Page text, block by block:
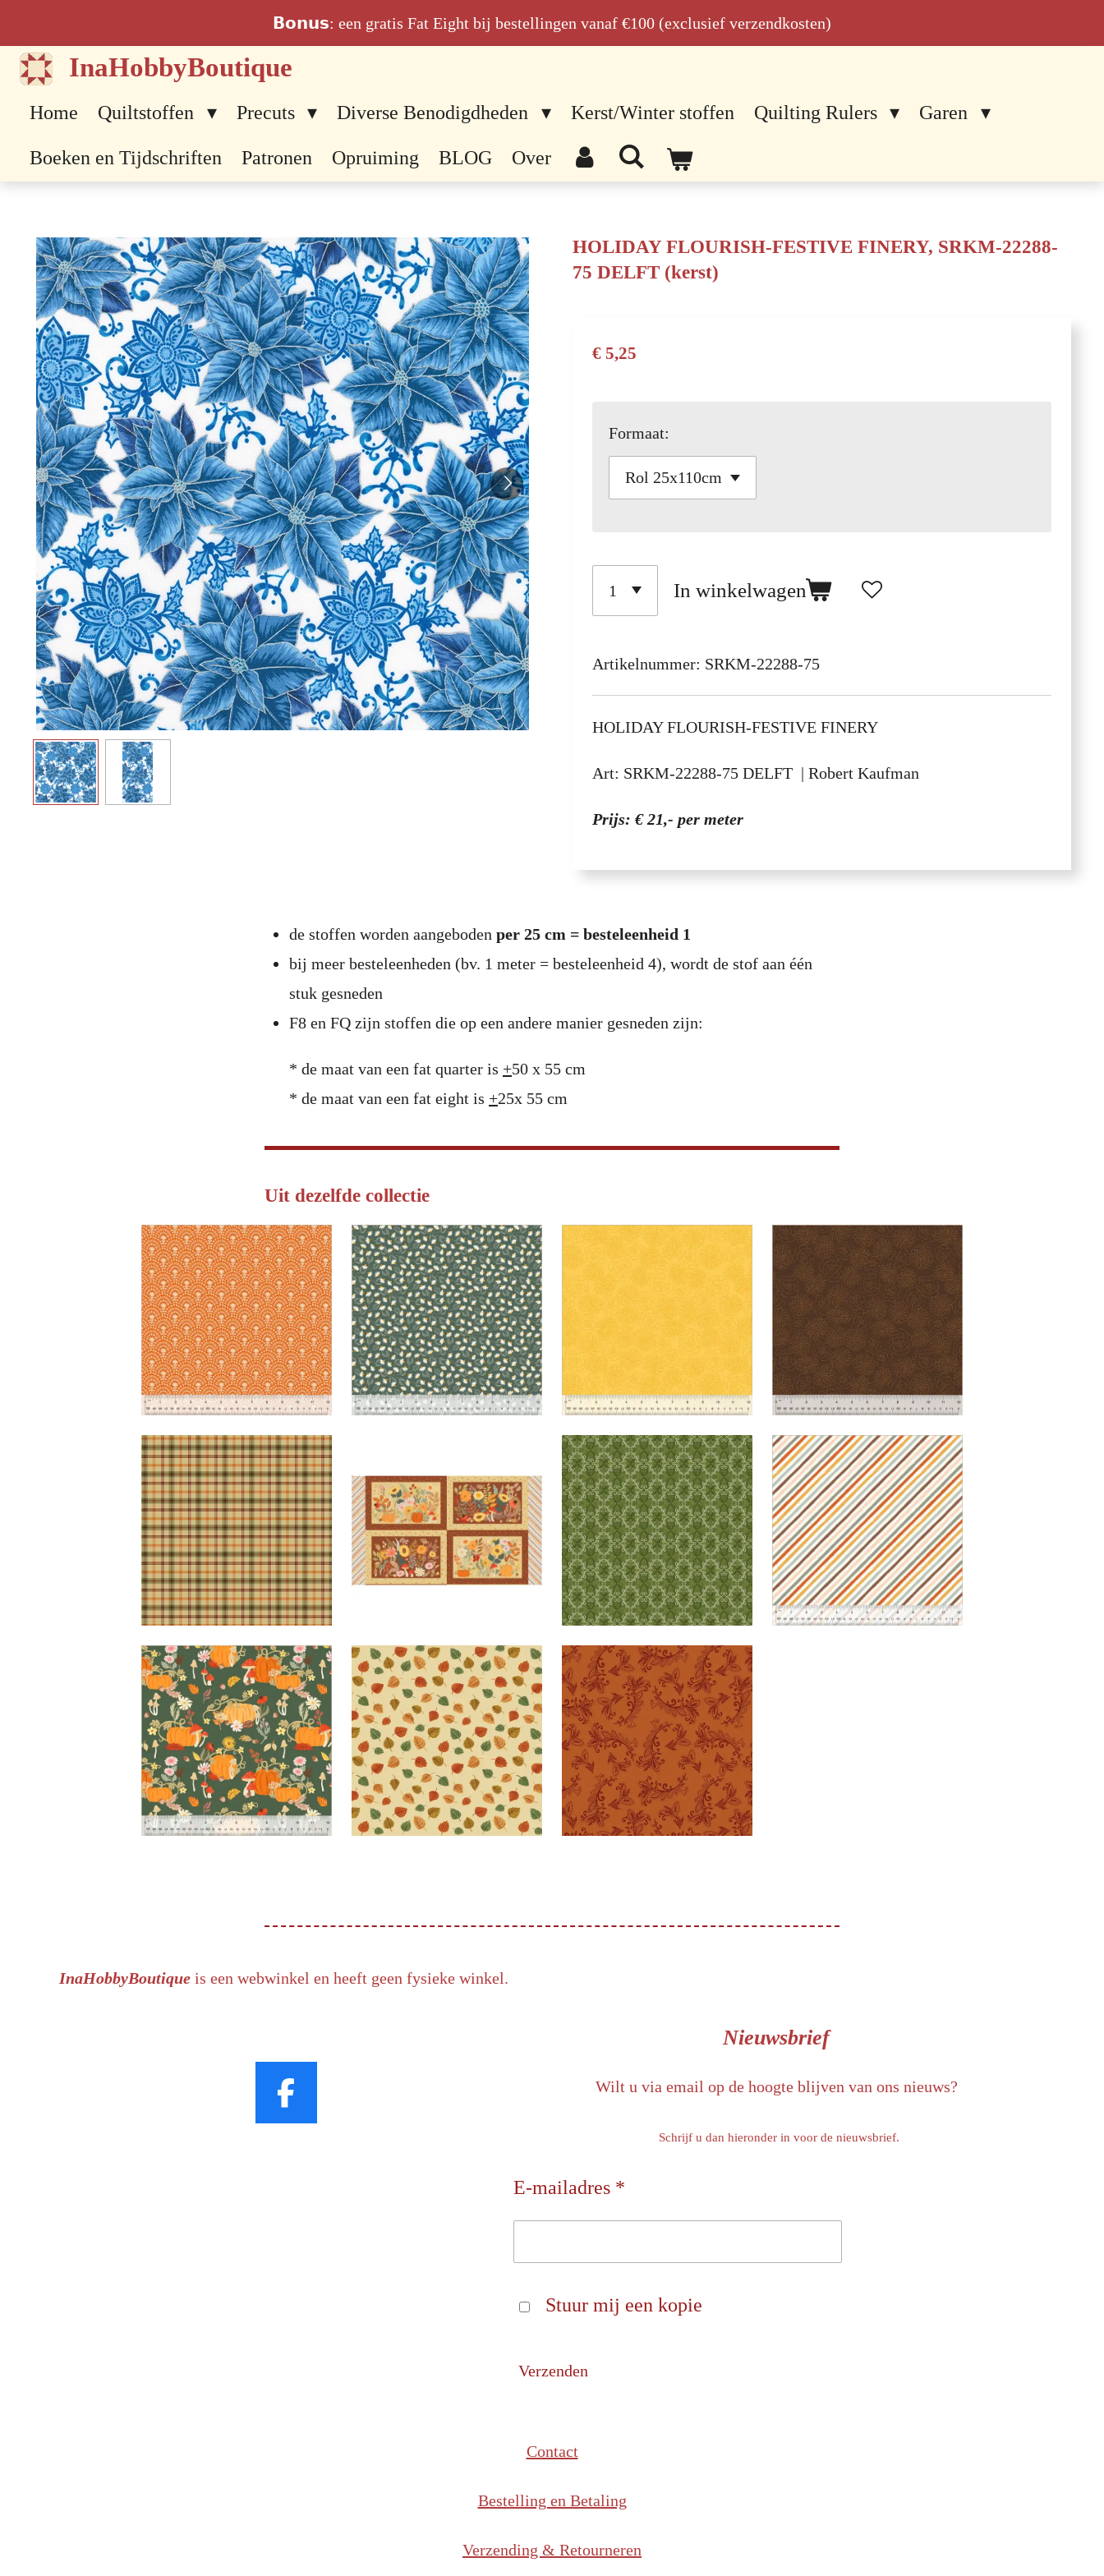
direct
naar
𝗕𝗼𝗻𝘂𝘀: een gratis Fat Eight bij bestellingen vanaf €100 (exclusief verzendkosten)
InaHobbyBoutique
Home Quiltstoffen Precuts Diverse Benodigdheden Kerst/Winter stoffen Quilting Rulers Garen
Boeken en Tijdschriften Patronen Opruiming BLOG Over
HOLIDAY FLOURISH-FESTIVE FINERY, SRKM-22288-
75 DELFT (kerst)
€ 5,25
Formaat:
In winkelwagen
Artikelnummer: SRKM-22288-75
HOLIDAY FLOURISH-FESTIVE FINERY
Art: SRKM-22288-75 DELFT | Robert Kaufman
Prijs: € 21,- per meter
de stoffen worden aangeboden per 25 cm = besteleenheid 1
bij meer besteleenheden (bv. 1 meter = besteleenheid 4), wordt de stof aan één
stuk gesneden
F8 en FQ zijn stoffen die op een andere manier gesneden zijn:
* de maat van een fat quarter is +50 x 55 cm
* de maat van een fat eight is +25x 55 cm
Uit dezelfde collectie
InaHobbyBoutique is een webwinkel en heeft geen fysieke winkel.
F
Nieuwsbrief
Wilt u via email op de hoogte blijven van ons nieuws?
Schrijf u dan hieronder in voor de nieuwsbrief.
E-mailadres *
Stuur mij een kopie
Verzenden
Contact
Bestelling en Betaling
Verzending & Retourneren